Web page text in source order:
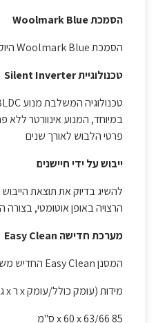
הסמכת Woolmark Blue
הסמכת Woolmark Blue היוקרתית מוענקת לאחר בדיקה מעמיקה כאות לטיפול עדין, איכותי ומעמיק בבגדי צמר הזהה לכביסת יד
טכנולוגיית Silent Inverter
במיוחד, המנוע אינוורטר ללא
פרטי הלבוש לאורך שנים
ייבוש על ידי חיישנים
להשיג בדיוק את תוצאת
הרצויה באופן אוטומטי,
מערכת חדישה Easy Clean
המסנן Easy Clean החדיש משלב את מסנני התוף והמעבה המסורתיים, עכשיו אתם יכולים לחסוך זמן על ידי ניקוי מסנן אחד בלבד
מידות (עומק כולל/עומק x ר x ג):
85 x 60 x 63/66 ס"מ